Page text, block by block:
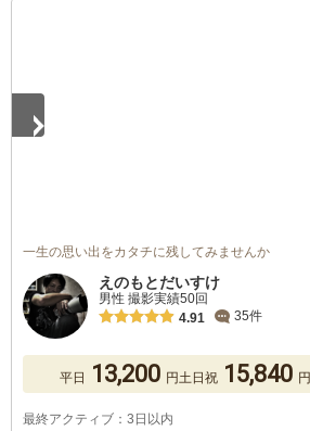
一生の思い出をカタチに残してみませんか
えのもとだいすけ
男性 撮影実績50回
4.91
35件
平日 13,200 円土日祝 15,840 円
最終アクティブ：3日以内